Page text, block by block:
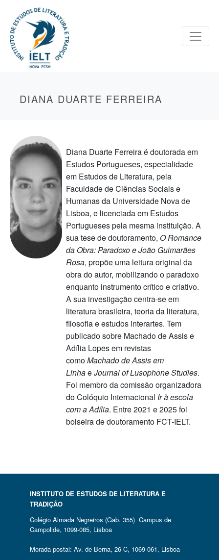
DIANA DUARTE FERREIRA
Diana Duarte Ferreira é doutorada em
Estudos Portugueses, especialidade
em Estudos de Literatura, pela
Faculdade de Ciências Sociais e
Humanas da Universidade Nova de
Lisboa, e licenciada em Estudos
Portugueses pela mesma instituição. A
sua tese de doutoramento, O Romance
da Obra: Paradoxo e João Guimarães
Rosa, propõe uma leitura original da
obra do autor, mobilizando o paradoxo
enquanto instrumento crítico e criativo.
A sua investigação centra-se em
literatura brasileira, teoria da literatura,
filosofia e estudos interartes. Tem
publicado sobre Machado de Assis e
Adília Lopes em revistas
comoMachado de Assis em
LinhaeJournal of Lusophone Studies.
Foi membro da comissão organizadora
do Colóquio Internacional Ir à escola
com a Adília. Entre 2021 e 2025 foi
bolseira de doutoramento FCT-IELT.
INSTITUTO DE ESTUDOS DE LITERATURA E
TRADIÇÃO
Colégio Almada Negreiros (Gab. 355) Campus de
Campolide, 1099-085, Lisboa
Morada postal: Av. de Berna, 26 C, 1069-061, Lisboa